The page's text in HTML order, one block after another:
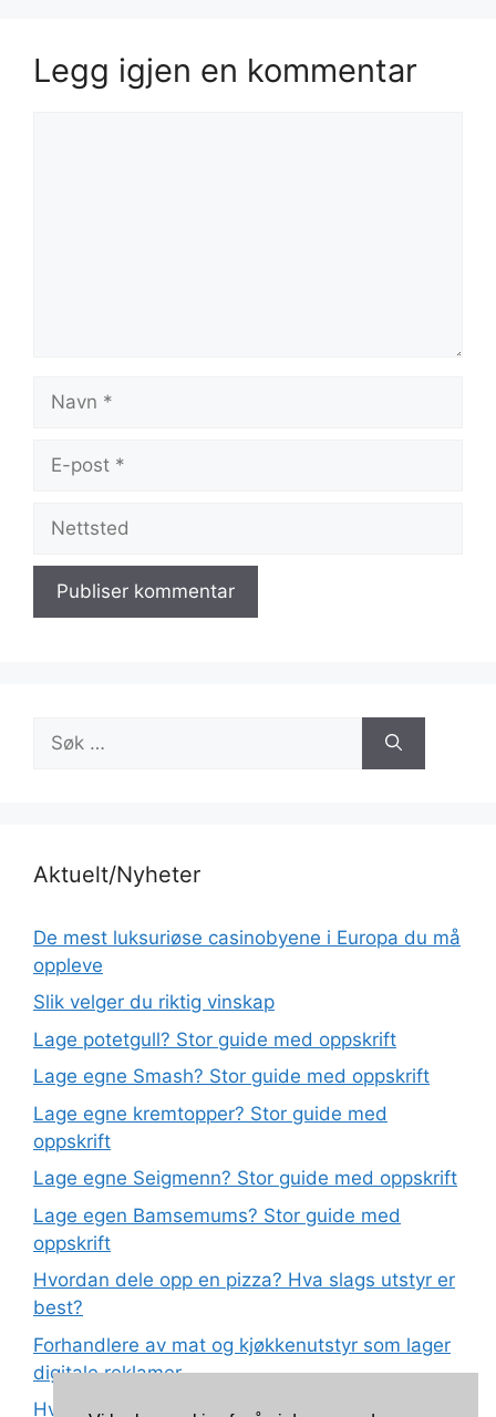
Legg igjen en kommentar
post
etter:
Aktuelt/Nyheter
De mest luksuriøse casinobyene i Europa du må
oppleve
Slik velger du riktig vinskap
Lage potetgull? Stor guide med oppskrift
Lage egne Smash? Stor guide med oppskrift
Lage egne kremtopper? Stor guide med
oppskrift
Lage egne Seigmenn? Stor guide med oppskrift
Lage egen Bamsemums? Stor guide med
oppskrift
Hvordan dele opp en pizza? Hva slags utstyr er
best?
Forhandlere av mat og kjøkkenutstyr som lager
digitale reklamer
Hva betyr det at plast har matkvalitet?